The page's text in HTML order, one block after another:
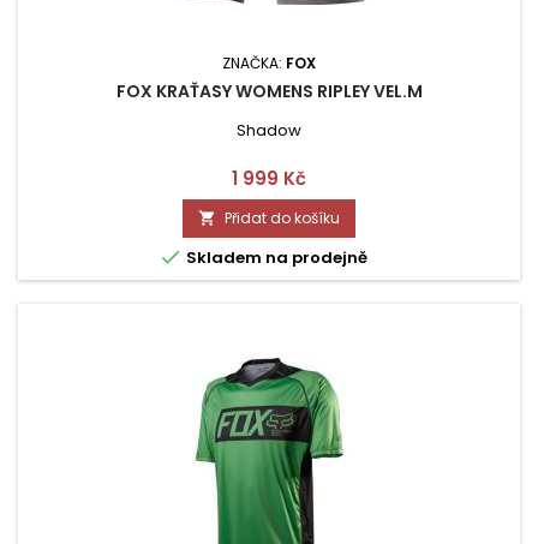
ZNAČKA: FOX
FOX KRAŤASY WOMENS RIPLEY VEL.M
Shadow
Cena
1 999 Kč
 Přidat do košíku
 Skladem na prodejně